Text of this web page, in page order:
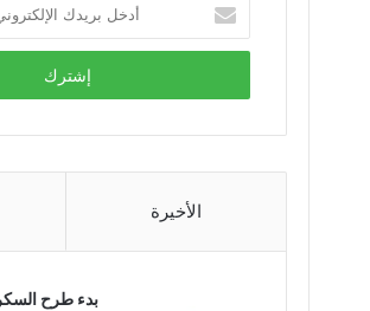
بريدك
الإلكتروني
الأخيرة